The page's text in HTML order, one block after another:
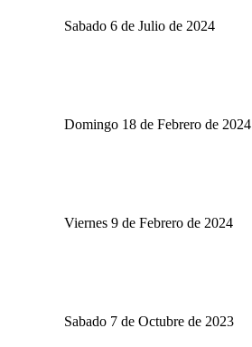
Sabado 6 de Julio de 2024
Domingo 18 de Febrero de 2024
Viernes 9 de Febrero de 2024
Sabado 7 de Octubre de 2023